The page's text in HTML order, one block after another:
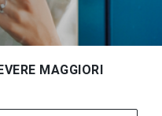
MAGGIORI